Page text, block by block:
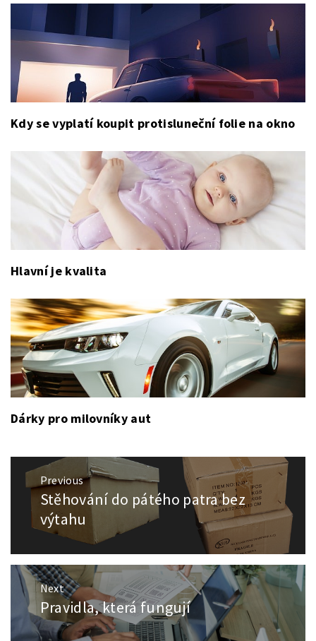
Kdy se vyplatí koupit protisluneční folie na okno
Hlavní je kvalita
Dárky pro milovníky aut
Navigace
pro
příspěvek
Previous
Previous
post:
Stěhování do pátého patra bez
výtahu
Next
Next
post:
Pravidla, která fungují